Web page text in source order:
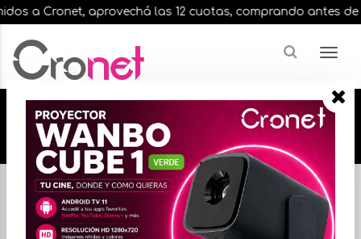
a Cronet, aprovechá las 12 cuotas, comprando antes de
🔥🔥🔥 12 cuotas, en todos nuestros artículos,
comprando antes de las 13 hrs. envíos en el
día 🔥🔥🔥
Inicio VIDEO ACCESORIOS DE VIDEO